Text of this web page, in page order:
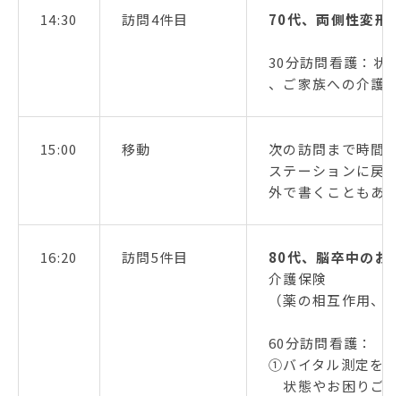
14:30 訪問4件目 70代、両側性変形
30分訪問看護：状
、ご家族への介護
15:00 移動
次の訪問まで時間
ステーションに戻
外で書くこともあ
16:20 訪問5件目
80代、脳卒中のお
介護保険
（薬の相互作用、
60分訪問看護：
①バイタル測定を
状態やお困りご